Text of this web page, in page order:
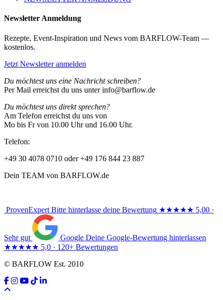
Newsletter Anmeldung
Rezepte, Event-Inspiration und News vom BARFLOW-Team —
kostenlos.
Jetzt Newsletter anmelden
Du möchtest uns eine Nachricht schreiben?
Per Mail erreichst du uns unter info@barflow.de
Du möchtest uns direkt sprechen?
Am Telefon erreichst du uns von
Mo bis Fr von 10.00 Uhr und 16.00 Uhr.
Telefon:
+49 30 4078 0710 oder +49 176 844 23 887
Dein TEAM von BARFLOW.de
ProvenExpert Bitte hinterlasse deine Bewertung ★★★★★ 5,00 ·
Sehr gut Google Deine Google-Bewertung hinterlassen
★★★★★ 5,0 · 120+ Bewertungen
© BARFLOW Est. 2010